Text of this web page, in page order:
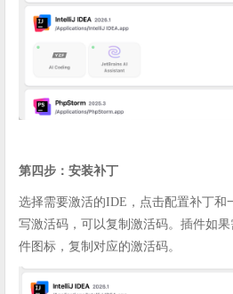
第四步：安装补丁
选择需要激活的IDE，点击配置补丁和
写激活码，可以复制激活码。插件如
件图标，复制对应的激活码。